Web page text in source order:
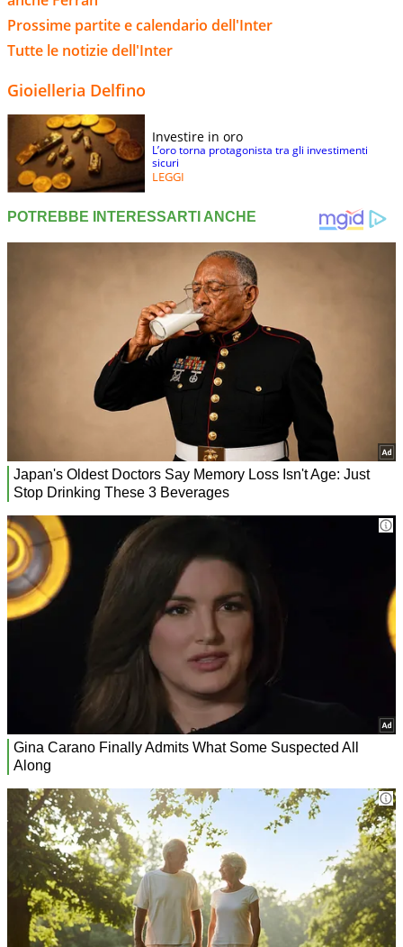
Prossime partite e calendario dell'Inter
Tutte le notizie dell'Inter
Gioielleria Delfino
Investire in oro
L’oro torna protagonista tra gli investimenti
sicuri
LEGGI